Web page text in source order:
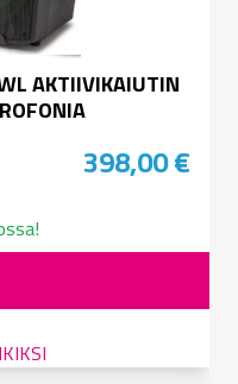
AKTIIVIKAIUTIN
398,00€